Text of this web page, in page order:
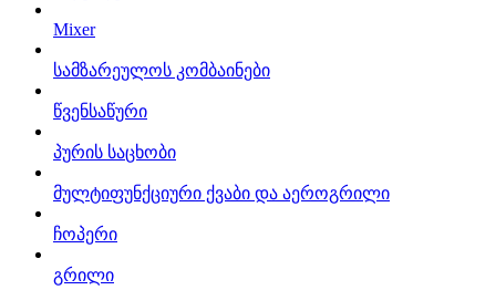
Mixer
სამზარეულოს კომბაინები
წვენსაწური
პურის საცხობი
მულტიფუნქციური ქვაბი და აეროგრილი
ჩოპერი
გრილი